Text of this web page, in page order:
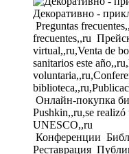
Декоративно -
Preguntas
frecuentes,,ru
virtual,,ru,Venta de
sanitarios este
Онлайн-покупка
Pushkin,,ru,se
UNESCO,,ru
Конференции
Реставрация